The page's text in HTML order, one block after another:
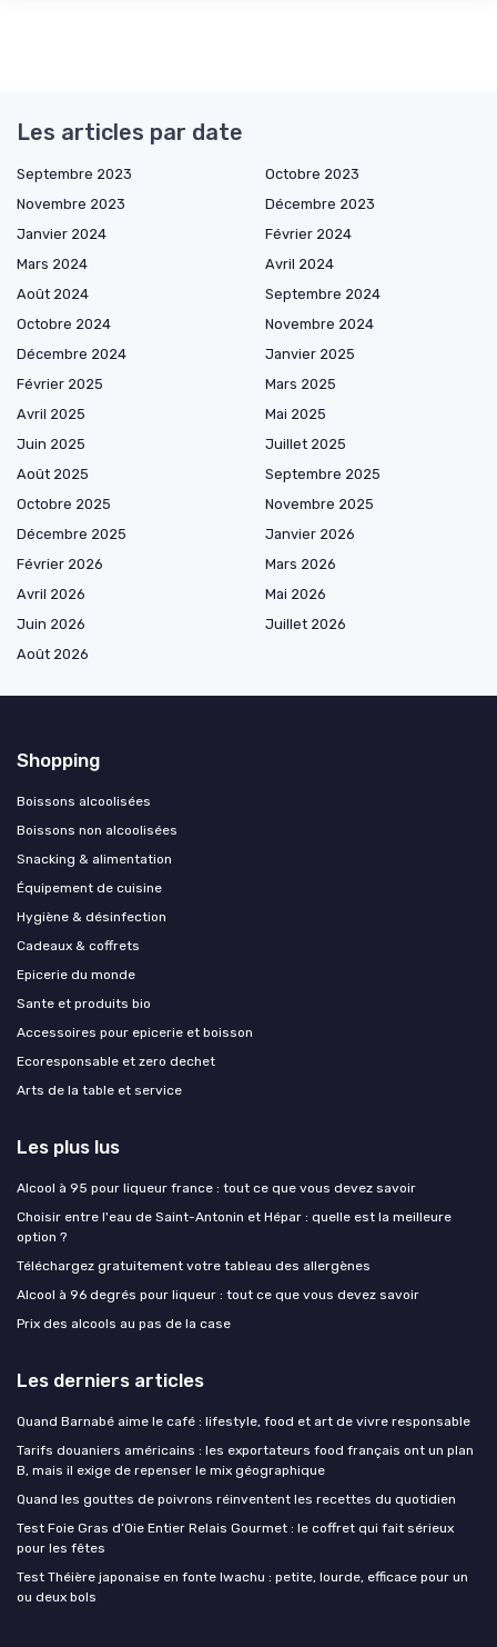
Les articles par date
Septembre 2023
Octobre 2023
Novembre 2023
Décembre 2023
Janvier 2024
Février 2024
Mars 2024
Avril 2024
Août 2024
Septembre 2024
Octobre 2024
Novembre 2024
Décembre 2024
Janvier 2025
Février 2025
Mars 2025
Avril 2025
Mai 2025
Juin 2025
Juillet 2025
Août 2025
Septembre 2025
Octobre 2025
Novembre 2025
Décembre 2025
Janvier 2026
Février 2026
Mars 2026
Avril 2026
Mai 2026
Juin 2026
Juillet 2026
Août 2026
Shopping
Boissons alcoolisées
Boissons non alcoolisées
Snacking & alimentation
Équipement de cuisine
Hygiène & désinfection
Cadeaux & coffrets
Epicerie du monde
Sante et produits bio
Accessoires pour epicerie et boisson
Ecoresponsable et zero dechet
Arts de la table et service
Les plus lus
Alcool à 95 pour liqueur france : tout ce que vous devez savoir
Choisir entre l'eau de Saint-Antonin et Hépar : quelle est la meilleure
option ?
Téléchargez gratuitement votre tableau des allergènes
Alcool à 96 degrés pour liqueur : tout ce que vous devez savoir
Prix des alcools au pas de la case
Les derniers articles
Quand Barnabé aime le café : lifestyle, food et art de vivre responsable
Tarifs douaniers américains : les exportateurs food français ont un plan
B, mais il exige de repenser le mix géographique
Quand les gouttes de poivrons réinventent les recettes du quotidien
Test Foie Gras d’Oie Entier Relais Gourmet : le coffret qui fait sérieux
pour les fêtes
Test Théière japonaise en fonte Iwachu : petite, lourde, efficace pour un
ou deux bols